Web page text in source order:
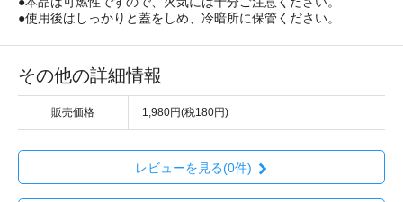
●使用後はしっかりと蓋をしめ、冷暗所に保管ください。
その他の詳細情報
販売価格 1,980円(税180円)
レビューを見る(0件)